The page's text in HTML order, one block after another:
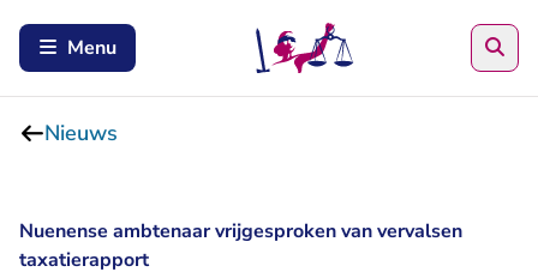
Menu
Nieuws
Nuenense ambtenaar vrijgesproken van vervalsen
taxatierapport